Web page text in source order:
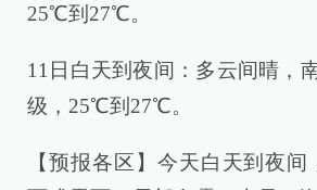
25℃到27℃。
11日白天到夜间：多云间晴，
级，25℃到27℃。
【预报各区】今天白天到夜